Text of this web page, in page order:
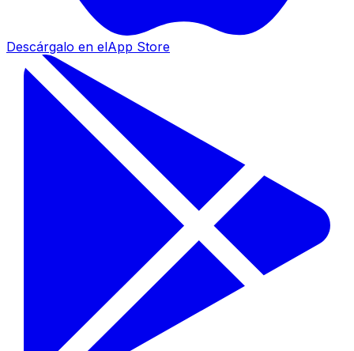
Descárgalo en elApp Store